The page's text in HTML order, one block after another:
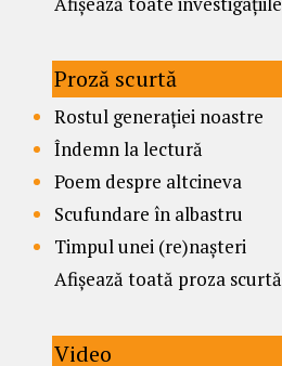
Proză scurtă
Rostul generației noastre
Îndemn la lectură
Poem despre altcineva
Scufundare în albastru
Timpul unei (re)nașteri
Afișează toată proza scurtă
Video